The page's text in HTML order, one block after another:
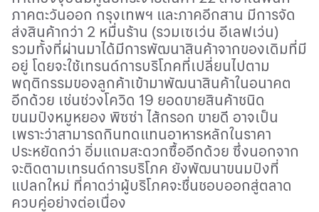
ภาคตะวันออก กรุงเทพฯ และภาคอีกสาน มีการจัด
ส่งสินค้ากว่า 2 หมื่นร้าน (รวมเซเว่น อีเลฟเว่น)
รวมทั้งที่ผ่านมาได้มีการพัฒนาสินค้าจากของเดิมที่มี
อยู่ โดยจะใช้เทรนด์การบริโภคที่เปลี่ยนไปตาม
พฤติกรรมของลูกค้าเข้ามาพัฒนาสินค้าในอนาคต
อีกด้วย เช่นช่วงโควิด 19 ยอดขายสินค้าชนิด
ขนมปังหมูหยอง พิซซ่า ไส้กรอก ขายดี อาจเป็น
เพราะว่าสามารถกินทดแทนอาหารหลักในราคา
ประหยัดกว่า อิ่มแถมสะดวกซื้ออีกด้วย ซึ่งนอกจาก
จะติดตามเทรนด์การบริโภค ยังพัฒนาขนมปังที่
แปลกใหม่ ที่คาดว่าผู้บริโภคจะชื่นชอบออกสู่ตลาด
ควบคู่อย่างต่อเนื่อง